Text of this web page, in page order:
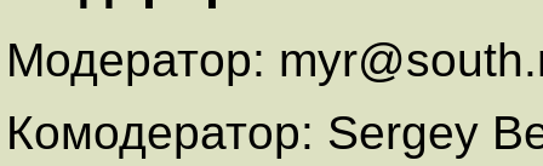
Модератор:
Комодератор: Sergey